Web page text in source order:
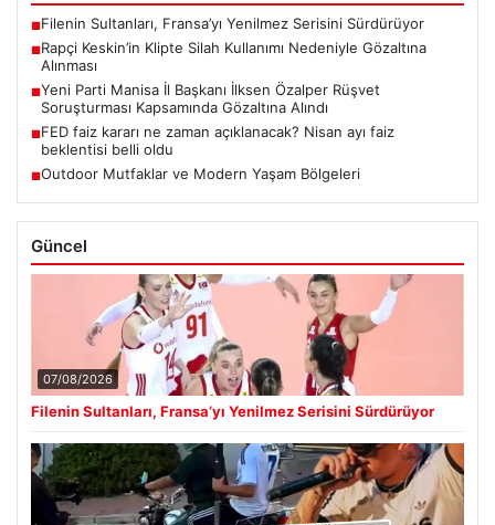
■Filenin Sultanları, Fransa’yı Yenilmez Serisini Sürdürüyor
■Rapçi Keskin’in Klipte Silah Kullanımı Nedeniyle Gözaltına
Alınması
■Yeni Parti Manisa İl Başkanı İlksen Özalper Rüşvet
Soruşturması Kapsamında Gözaltına Alındı
■FED faiz kararı ne zaman açıklanacak? Nisan ayı faiz
beklentisi belli oldu
■Outdoor Mutfaklar ve Modern Yaşam Bölgeleri
Güncel
07/08/2026
Filenin Sultanları, Fransa’yı Yenilmez Serisini Sürdürüyor